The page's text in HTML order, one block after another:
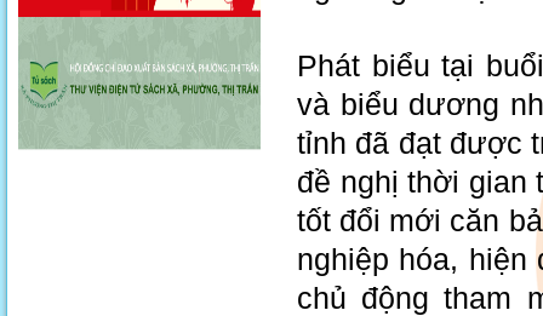
Phát biểu tại
và biểu dương
tỉnh đã đạt được
đề nghị thời gian
tốt đổi mới căn
nghiệp hóa, hiện
chủ động tham